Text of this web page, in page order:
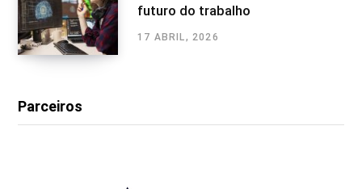
futuro do trabalho
17 ABRIL, 2026
Parceiros